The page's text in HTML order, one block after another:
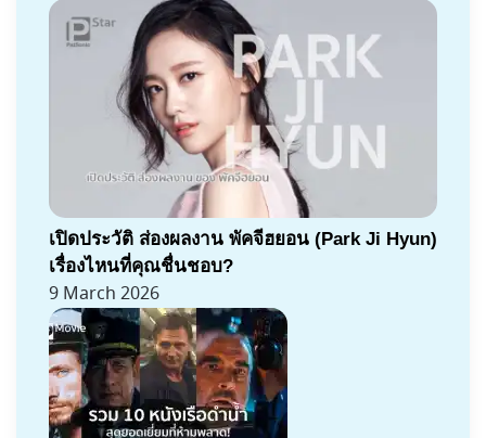
เปิดประวัติ ส่องผลงาน พัคจีฮยอน (Park Ji Hyun)
เรื่องไหนที่คุณชื่นชอบ?
9 March 2026